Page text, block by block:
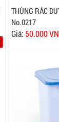
THÙNG RÁC
No.0217
Giá: 50.000